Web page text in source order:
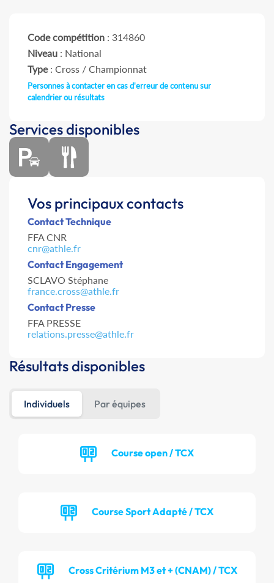
Code compétition : 314860
Niveau : National
Type: Cross / Championnat
Personnes à contacter en cas d'erreur de contenu sur
calendrier ou résultats
Services disponibles
Vos principaux contacts
Contact Technique
FFA CNR
cnr@athle.fr
Contact Engagement
SCLAVO Stéphane
france.cross@athle.fr
Contact Presse
FFA PRESSE
relations.presse@athle.fr
Résultats disponibles
Individuels Par équipes
Course open / TCX
Course Sport Adapté / TCX
Cross Critérium M3 et + (CNAM) / TCX